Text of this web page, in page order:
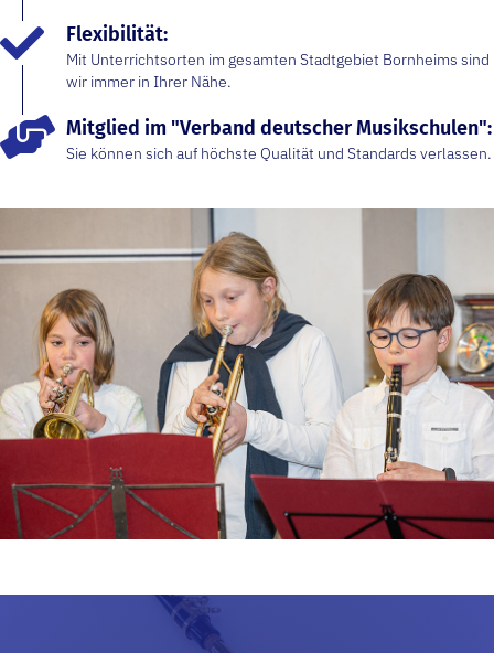
Flexibilität:
Mit Unterrichtsorten im gesamten Stadtgebiet Bornheims sind
wir immer in Ihrer Nähe.
Mitglied im "Verband deutscher Musikschulen":
Sie können sich auf höchste Qualität und Standards verlassen.